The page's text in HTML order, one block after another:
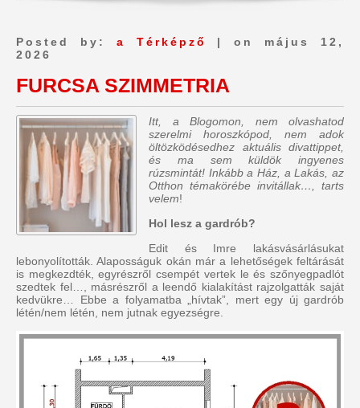
Posted by: a Térképző
| on május 12,
2026
FURCSA SZIMMETRIA
Itt, a Blogomon, nem olvashatod
szerelmi horoszkópod, nem adok
öltözködésedhez aktuális divattippet,
és ma sem küldök ingyenes
rúzsmintát! Inkább a Ház, a Lakás, az
Otthon témakörébe invitállak…, tarts
velem!
Hol lesz a gardrób?
Edit és Imre lakásvásárlásukat
lebonyolították. Alaposságuk okán már a lehetőségek feltárását
is megkezdték, egyrészről csempét vertek le és szőnyegpadlót
szedtek fel…, másrészről a leendő kialakítást rajzolgatták saját
kedvükre… Ebbe a folyamatba „hívtak”, mert egy új gardrób
létén/nem létén, nem jutnak egyezségre.